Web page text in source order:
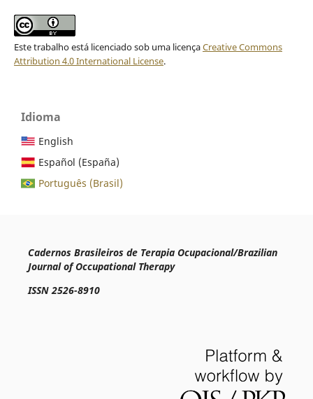
Este trabalho está licenciado sob uma licençaCreative Commons
Attribution 4.0 International License.
Idioma
English
Español (España)
Português (Brasil)
Cadernos Brasileiros de Terapia Ocupacional/Brazilian
Journal of Occupational Therapy
ISSN 2526-8910